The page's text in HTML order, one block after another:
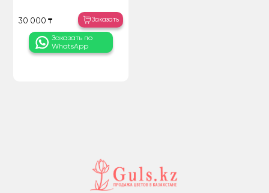
30 000 ₸ Заказать
Заказать по
WhatsApp